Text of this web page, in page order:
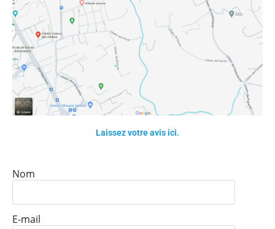
Laissez votre avis ici.
Nom
E-mail